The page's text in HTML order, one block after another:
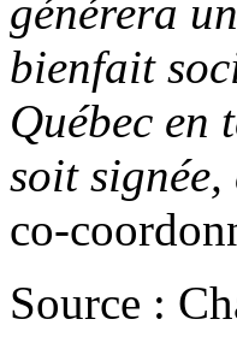
générera
bienfait
Québec en
soit
co-
Source :